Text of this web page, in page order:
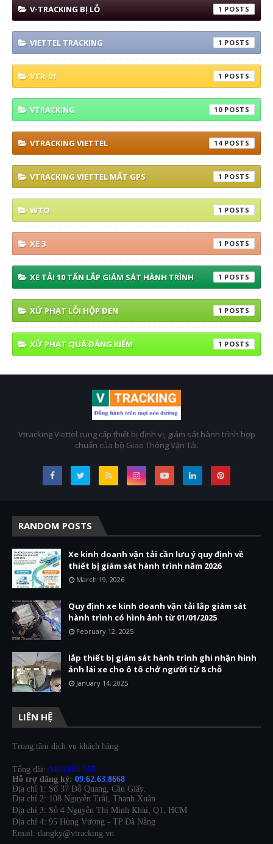
V-TRACKING BỊ LỖ 1
VIETTEL TRACKING 1
VTR-01 1
VTRACKING 10
VTRACKING VIETTEL 14
VTRACKING VIETTEL MẤT GPS 1
WTO 1
XE 3 1
XE TẢI 10 TẤN LẮP GIÁM SÁT HÀNH TRÌNH 1
XỬ PHẠT LỖI HỘP ĐEN 1
XỬ PHẠT QUÁ ĐĂNG KIỂM 1
Vtracking Viettel cung cấp thiết bị định vị, giám sát hành trình hợp
chuẩn của bộ Giao Thông Vận Tải.
RANDOM POSTS
Xe kinh doanh vận tải cần lưu ý quy định về
thiết bị giám sát hành trình năm 2026
March 19, 2026
Quy định xe kinh doanh vận tải lắp giám sát
hành trình có hình ảnh từ 01/01/2025
February 12, 2025
lắp thiết bị giám sát hành trình ghi nhận hình
ảnh lái xe cho ô tô chở người từ 8 chỗ
January 14, 2025
LIÊN HỆ
Trung tâm dịch vụ khách hàng
Tổng đài: 0466.888.555
Hỗ trợ đăng ký: 09.62.63.8668
Địa chỉ 1: Số 37 Đỗ Quang, Cầu Giấy.
Địa chỉ 2: 108 Nguyễn Trãi, Thanh Xuân
Địa chỉ 3: Số 4 Nguyễn Thị Minh Khai, Q1, HCM
Địa chỉ 4: 95 Hùng Vương - TP Đà Nẵng
Email: dangky@vtracking.vn